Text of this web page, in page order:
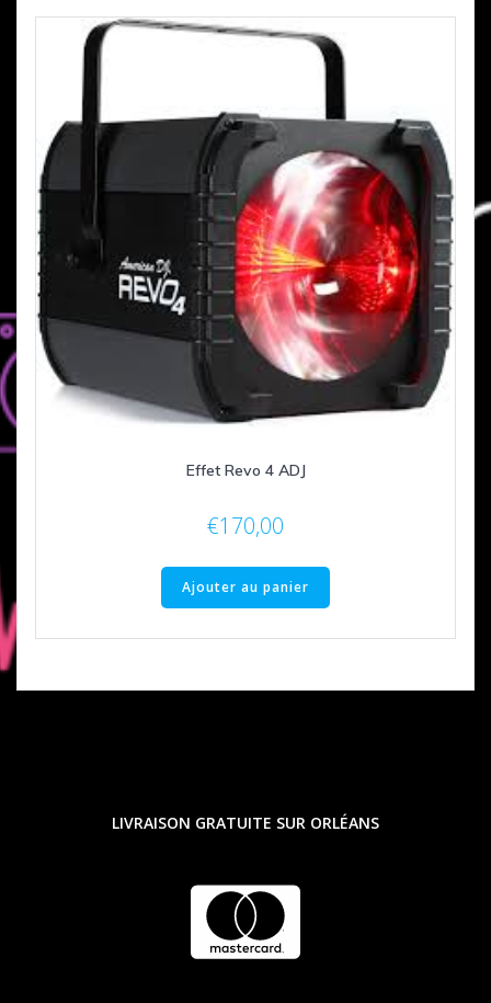
Effet Revo 4 ADJ
€170,00
Ajouter au panier
LIVRAISON GRATUITE SUR ORLÉANS